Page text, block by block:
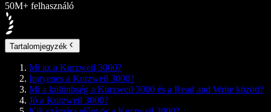
50M+ felhasználó
Tartalomjegyzék
Mi az a Kurzweil 3000?
Ingyenes a Kurzweil 3000?
Mi a különbség a Kurzweil 3000 és a Read and Write között?
Jó a Kurzweil 3000?